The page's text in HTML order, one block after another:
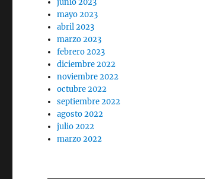
junio 2023
mayo 2023
abril 2023
marzo 2023
febrero 2023
diciembre 2022
noviembre 2022
octubre 2022
septiembre 2022
agosto 2022
julio 2022
marzo 2022